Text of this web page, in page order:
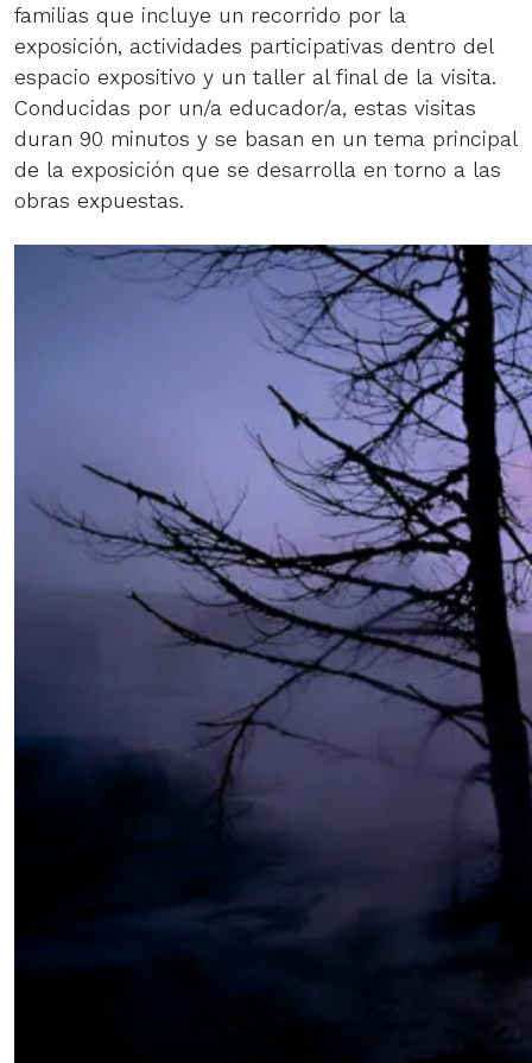
familias que incluye un recorrido por la
exposición, actividades participativas dentro del
espacio expositivo y un taller al final de la visita.
Conducidas por un/a educador/a, estas visitas
duran 90 minutos y se basan en un tema principal
de la exposición que se desarrolla en torno a las
obras expuestas.